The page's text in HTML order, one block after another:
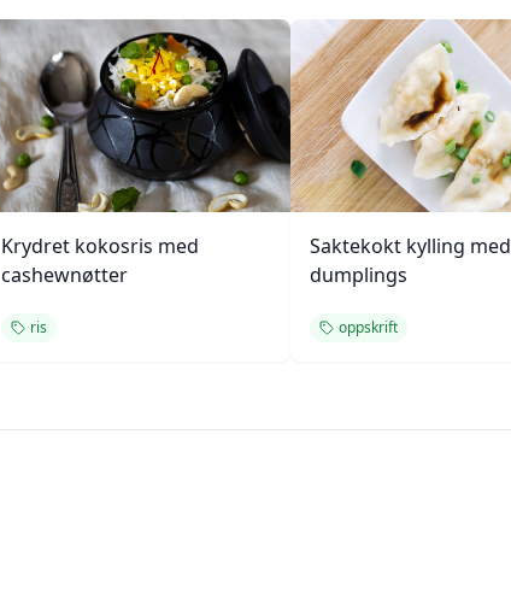
Krydret kokosris med
cashewnøtter
ris
Saktekokt kylling med
dumplings
oppskrift